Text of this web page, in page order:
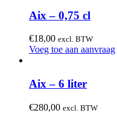
Aix – 0,75 cl
€18,00 excl. BTW
Voeg toe aan aanvraag
Aix – 6 liter
€280,00 excl. BTW